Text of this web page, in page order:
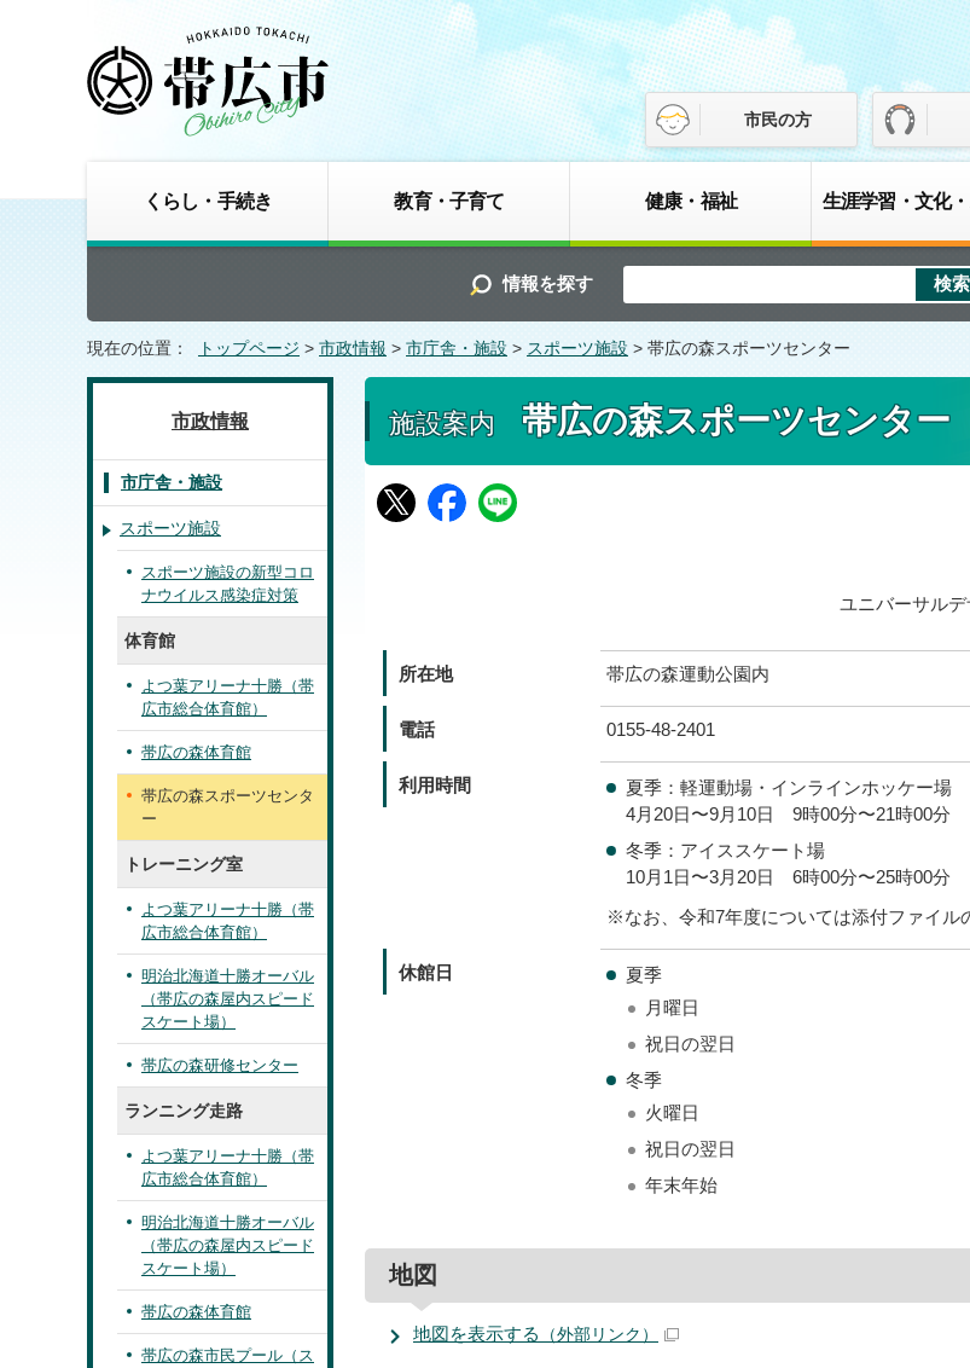
市民の方
くらし・手続き 教育・子育て 健康・福祉 生涯学習・文化
情報を探す
現在の位置： トップページ > 市政情報 > 市庁舎・施設 > スポーツ施設 > 帯広の森スポーツセンター
施設案内 帯広の森スポーツセンター
ユニバーサルデ
所在地 帯広の森運動公園内
電話 0155-48-2401
利用時間
夏季：軽運動場・インラインホッケー場
4月20日〜9月10日 9時00分〜21時00分
冬季：アイススケート場
10月1日〜3月20日 6時00分〜25時00分
※なお、令和7年度については添付ファイル
休館日
夏季
月曜日
祝日の翌日
冬季
火曜日
祝日の翌日
年末年始
地図
地図を表示する （外部リンク）
市政情報
市庁舎・施設
スポーツ施設
スポーツ施設の新型コロ
ナウイルス感染症対策
体育館
よつ葉アリーナ十勝（帯
広市総合体育館）
帯広の森体育館
帯広の森スポーツセンタ
ー
トレーニング室
よつ葉アリーナ十勝（帯
広市総合体育館）
明治北海道十勝オーバル
（帯広の森屋内スピード
スケート場）
帯広の森研修センター
ランニング走路
よつ葉アリーナ十勝（帯
広市総合体育館）
明治北海道十勝オーバル
（帯広の森屋内スピード
スケート場）
帯広の森体育館
帯広の森市民プール（ス